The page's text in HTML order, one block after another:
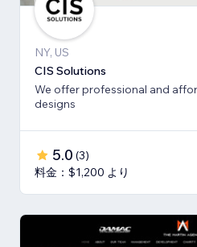
NY, US
CIS Solutions
We offer professional and
designs
5.0 (3)
料金：$1,200 より